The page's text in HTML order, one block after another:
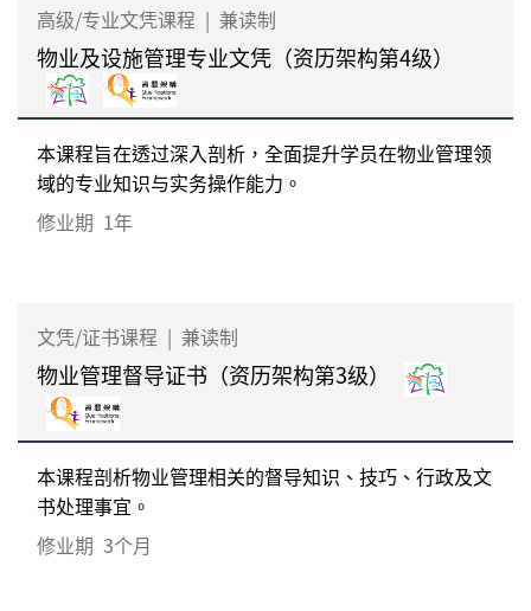
高级/专业文凭课程 | 兼读制
物业及设施管理专业文凭（资历架构第4级）
本课程旨在透过深入剖析，全面提升学员在物业管理领
域的专业知识与实务操作能力。
修业期 1年
文凭/证书课程 | 兼读制
物业管理督导证书（资历架构第3级）
本课程剖析物业管理相关的督导知识、技巧、行政及文
书处理事宜。
修业期 3个月